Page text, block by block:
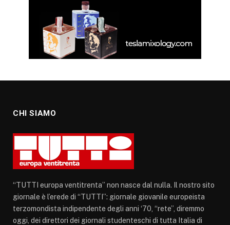
CHI SIAMO
“TUTTI europa ventitrenta” non nasce dal nulla. Il nostro sito
giornale è l’erede di “TUTTI”: giornale giovanile europeista
terzomondista indipendente degli anni ‘70, “rete”, diremmo
oggi, dei direttori dei giornali studenteschi di tutta Italia di